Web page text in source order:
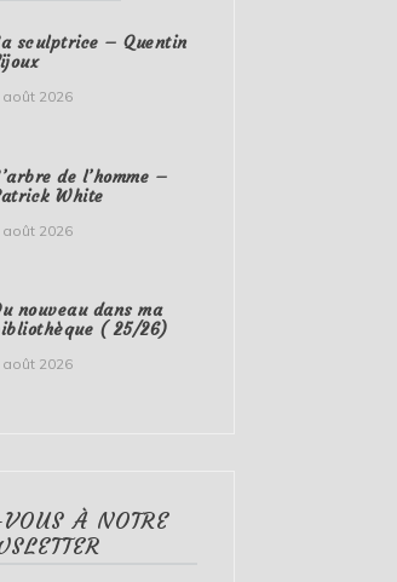
sculptrice – Quentin
août 2026
de l’homme –
White
août 2026
nouveau dans ma
( 25/26)
août 2026
À NOTRE